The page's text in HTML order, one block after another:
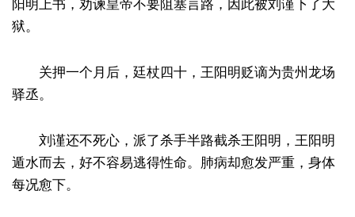
阳明上书，劝谏皇帝不要阻塞言路，因此被刘谨下了大
狱。
关押一个月后，廷杖四十，王阳明贬谪为贵州龙场
驿丞。
刘谨还不死心，派了杀手半路截杀王阳明，王阳明
遁水而去，好不容易逃得性命。肺病却愈发严重，身体
每况愈下。